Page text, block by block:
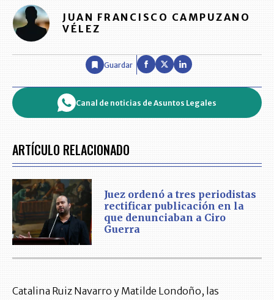
JUAN FRANCISCO CAMPUZANO
VÉLEZ
Guardar
Canal de noticias de Asuntos Legales
ARTÍCULO RELACIONADO
Juez ordenó a tres periodistas
rectificar publicación en la
que denunciaban a Ciro
Guerra
Catalina Ruiz Navarro y Matilde Londoño, las